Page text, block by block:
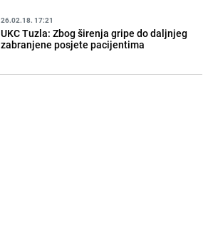
26.02.18. 17:21
UKC Tuzla: Zbog širenja gripe do daljnjeg
zabranjene posjete pacijentima